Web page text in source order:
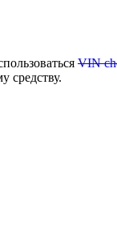
VIN
средству.